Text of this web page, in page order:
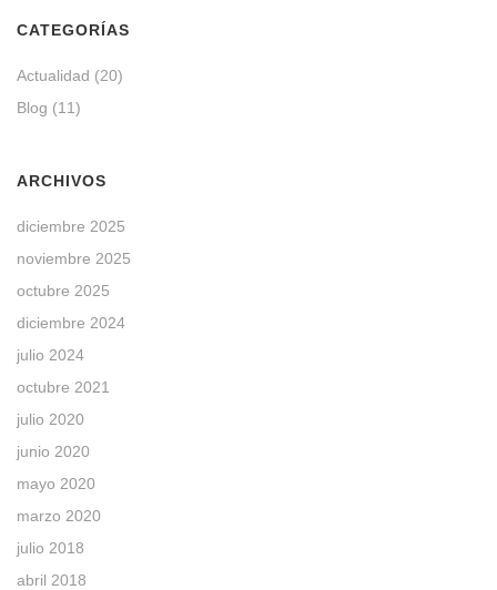
CATEGORÍAS
Actualidad (20)
Blog (11)
ARCHIVOS
diciembre 2025
noviembre 2025
octubre 2025
diciembre 2024
julio 2024
octubre 2021
julio 2020
junio 2020
mayo 2020
marzo 2020
julio 2018
abril 2018